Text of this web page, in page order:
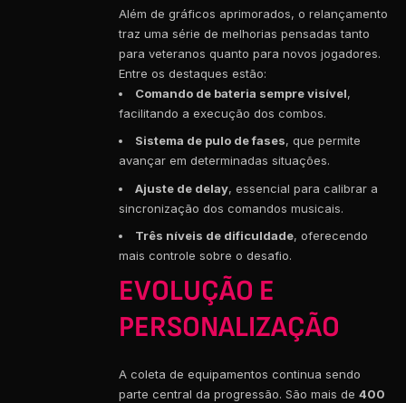
Além de gráficos aprimorados, o relançamento
traz uma série de melhorias pensadas tanto
para veteranos quanto para novos jogadores.
Entre os destaques estão:
Comando de bateria sempre visível,
facilitando a execução dos combos.
Sistema de pulo de fases, que permite
avançar em determinadas situações.
Ajuste de delay, essencial para calibrar a
sincronização dos comandos musicais.
Três níveis de dificuldade, oferecendo
mais controle sobre o desafio.
EVOLUÇÃO E
PERSONALIZAÇÃO
A coleta de equipamentos continua sendo
parte central da progressão. São mais de 400